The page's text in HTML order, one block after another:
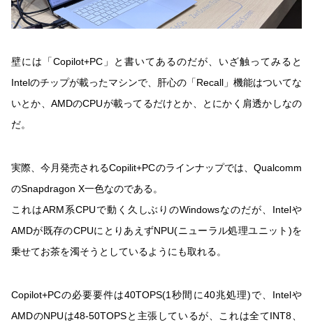
壁には「Copilot+PC」と書いてあるのだが、いざ触ってみると
Intelのチップが載ったマシンで、肝心の「Recall」機能はついてな
いとか、AMDのCPUが載ってるだけとか、とにかく肩透かしなの
だ。
実際、今月発売されるCopilit+PCのラインナップでは、Qualcomm
のSnapdragon X一色なのである。
これはARM系CPUで動く久しぶりのWindowsなのだが、Intelや
AMDが既存のCPUにとりあえずNPU(ニューラル処理ユニット)を
乗せてお茶を濁そうとしているようにも取れる。
Copilot+PCの必要要件は40TOPS(1秒間に40兆処理)で、Intelや
AMDのNPUは48-50TOPSと主張しているが、これは全てINT8、